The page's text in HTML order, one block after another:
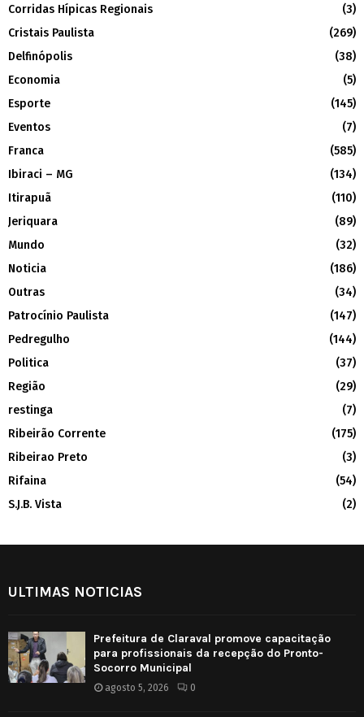
Corridas Hípicas Regionais
(3)
Cristais Paulista
(269)
Delfinópolis
(38)
Economia
(5)
Esporte
(145)
Eventos
(7)
Franca
(585)
Ibiraci – MG
(134)
Itirapuã
(110)
Jeriquara
(89)
Mundo
(32)
Noticia
(186)
Outras
(34)
Patrocínio Paulista
(147)
Pedregulho
(144)
Politica
(37)
Região
(29)
restinga
(7)
Ribeirão Corrente
(175)
Ribeirao Preto
(3)
Rifaina
(54)
S.J.B. Vista
(2)
ULTIMAS NOTICIAS
Prefeitura de Claraval promove capacitação
para profissionais da recepção do Pronto-
Socorro Municipal
agosto 5, 2026 0